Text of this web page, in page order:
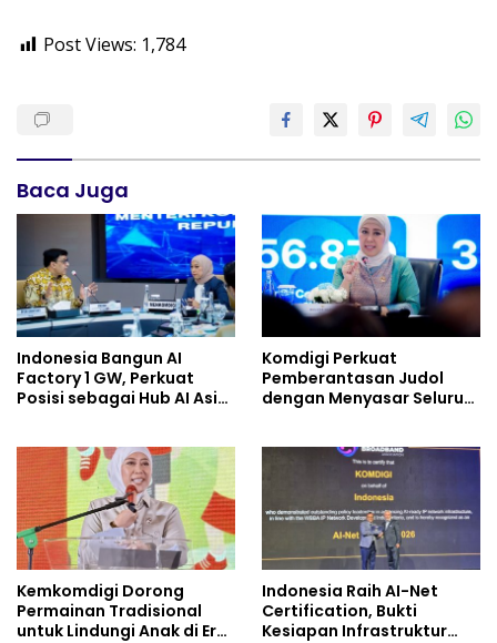
Post Views: 1,784
Baca Juga
Indonesia Bangun AI
Factory 1 GW, Perkuat
Posisi sebagai Hub AI Asia
Komdigi Perkuat
Pemberantasan Judol
dengan Menyasar Seluruh
Kemkomdigi Dorong
Permainan Tradisional
untuk Lindungi Anak di Era
Indonesia Raih AI-Net
Certification, Bukti
Kesiapan Infrastruktur